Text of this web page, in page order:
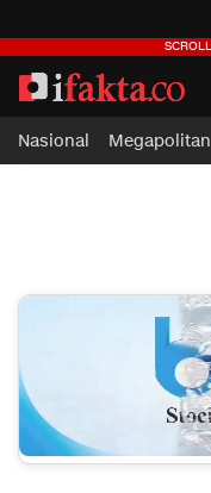
ifakta.co
#pastibenar
Nasional Megapolitan